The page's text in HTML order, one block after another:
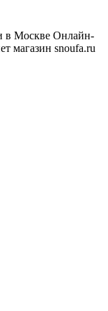
в Москве Онлайн-
магазин snoufa.ru